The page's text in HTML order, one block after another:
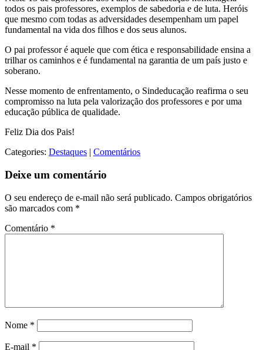
todos os pais professores, exemplos de sabedoria e de luta. Heróis
que mesmo com todas as adversidades desempenham um papel
fundamental na vida dos filhos e dos seus alunos.
O pai professor é aquele que com ética e responsabilidade ensina a
trilhar os caminhos e é fundamental na garantia de um país justo e
soberano.
Nesse momento de enfrentamento, o Sindeducação reafirma o seu
compromisso na luta pela valorização dos professores e por uma
educação pública de qualidade.
Feliz Dia dos Pais!
Categories: Destaques | Comentários
Deixe um comentário
O seu endereço de e-mail não será publicado. Campos obrigatórios
são marcados com *
Comentário *
Nome *
E-mail *